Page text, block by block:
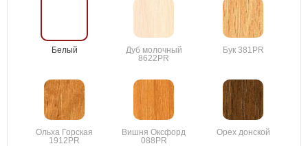
Белый
Дуб молочный
8622PR
Бук 381PR
Ольха Горская
1912PR
Вишня Оксфорд
088PR
Орех донской